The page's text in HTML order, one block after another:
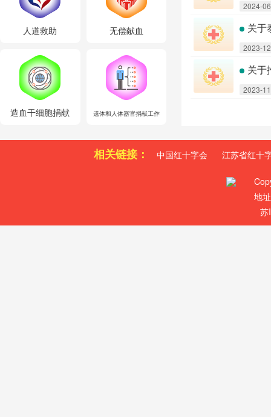
人道救助 无偿献血
造血干细胞捐献 遗体和人体器官捐献工作
2024-
关于
2023-
关于
2023-
相关链接： 中国红十字会 江苏省红十
地
苏